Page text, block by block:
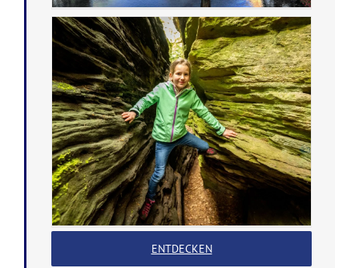
ENTDECKEN